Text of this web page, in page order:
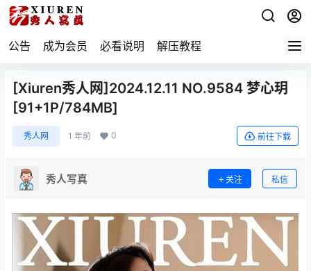
公告 成为会员 必看说明 解压教程
[Xiuren秀人网]2024.12.11 NO.9584 梦心玥
[91+1P/784MB]
秀人网 1 年前 0 前往下载
秀人写真 关注 私信